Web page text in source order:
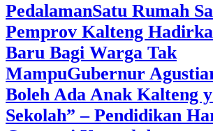
Pedalaman‎Satu Rumah
Pemprov Kalteng
Baru Bagi Warga Tak
Mampu‎Gubernur
Boleh Ada Anak Kalteng
Sekolah” – Pendidikan